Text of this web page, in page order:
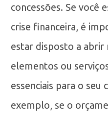
concessões. Se você
crise financeira, é
estar disposto a abrir
elementos ou
essenciais para o seu
exemplo, se o